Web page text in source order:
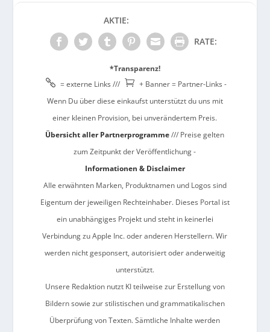
AKTIE:
RATE:
*Transparenz!
 = externe Links ///  + Banner = Partner-Links -
Wenn Du über diese einkaufst unterstützt du uns mit
einer kleinen Provision, bei unverändertem Preis.
Übersicht aller Partnerprogramme/// Preise gelten
zum Zeitpunkt der Veröffentlichung -
Informationen & Disclaimer
Alle erwähnten Marken, Produktnamen und Logos sind
Eigentum der jeweiligen Rechteinhaber. Dieses Portal ist
ein unabhängiges Projekt und steht in keinerlei
Verbindung zu Apple Inc. oder anderen Herstellern. Wir
werden nicht gesponsert, autorisiert oder anderweitig
unterstützt.
Unsere Redaktion nutzt KI teilweise zur Erstellung von
Bildern sowie zur stilistischen und grammatikalischen
Überprüfung von Texten. Sämtliche Inhalte werden